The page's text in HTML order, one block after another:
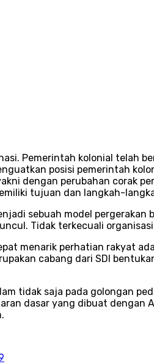
Pemerintah kolonial telah
posisi pemerintah
dengan perubahan corak
tujuan dan langkah-
sebuah model
Tidak terkecuali
menarik perhatian rakyat
cabang dari SDI
tidak saja pada golongan
dasar yang dibuat dengan